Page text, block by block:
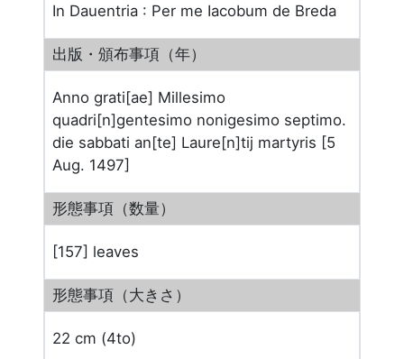
In Dauentria : Per me Iacobum de Breda
出版・頒布事項（年）
Anno grati[ae] Millesimo
quadri[n]gentesimo nonigesimo septimo.
die sabbati an[te] Laure[n]tij martyris [5
Aug. 1497]
形態事項（数量）
[157] leaves
形態事項（大きさ）
22 cm (4to)